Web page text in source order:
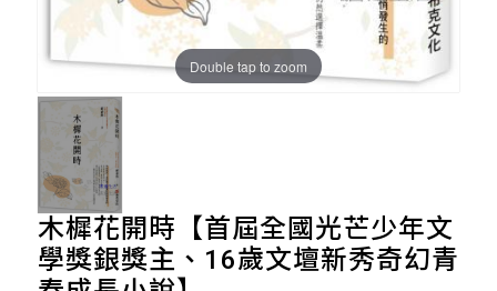
Double tap to zoom
木樨花開時【首屆全國光芒少年文
學獎銀獎主、16歲文壇新秀奇幻青